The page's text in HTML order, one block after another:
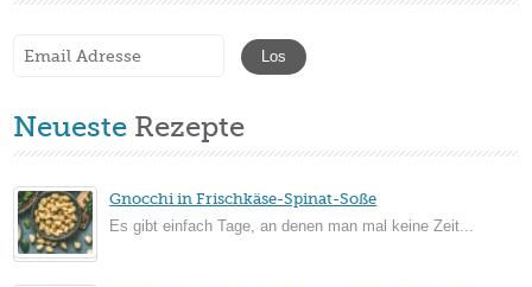
Neueste Rezepte
Gnocchi in Frischkäse-Spinat-Soße
Es gibt einfach Tage, an denen man mal keine Zeit...